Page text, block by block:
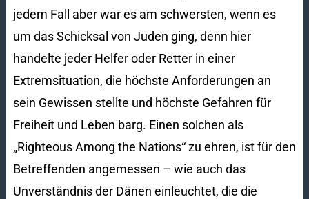
jedem Fall aber war es am schwersten, wenn es
um das Schicksal von Juden ging, denn hier
handelte jeder Helfer oder Retter in einer
Extremsituation, die höchste Anforderungen an
sein Gewissen stellte und höchste Gefahren für
Freiheit und Leben barg. Einen solchen als
„Righteous Among the Nations“ zu ehren, ist für den
Betreffenden angemessen – wie auch das
Unverständnis der Dänen einleuchtet, die die